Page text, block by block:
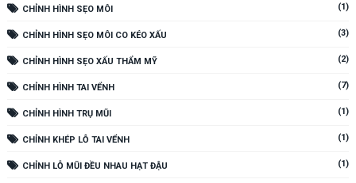
CHỈNH HÌNH SẸO MÔI (1)
CHỈNH HÌNH SẸO MÔI CO KÉO XẤU (3)
CHỈNH HÌNH SẸO XẤU THẨM MỸ (2)
CHỈNH HÌNH TAI VỂNH (7)
CHỈNH HÌNH TRỤ MŨI (1)
CHỈNH KHÉP LỖ TAI VỂNH (1)
CHỈNH LỖ MŨI ĐỀU NHAU HẠT ĐẬU (1)